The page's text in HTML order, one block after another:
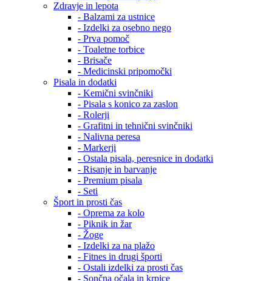
Zdravje in lepota
- Balzami za ustnice
- Izdelki za osebno nego
- Prva pomoč
- Toaletne torbice
- Brisače
- Medicinski pripomočki
Pisala in dodatki
- Kemični svinčniki
- Pisala s konico za zaslon
- Rolerji
- Grafitni in tehnični svinčniki
- Nalivna peresa
- Markerji
- Ostala pisala, peresnice in dodatki
- Risanje in barvanje
- Premium pisala
- Seti
Šport in prosti čas
- Oprema za kolo
- Piknik in žar
- Žoge
- Izdelki za na plažo
- Fitnes in drugi športi
- Ostali izdelki za prosti čas
- Sončna očala in krpice